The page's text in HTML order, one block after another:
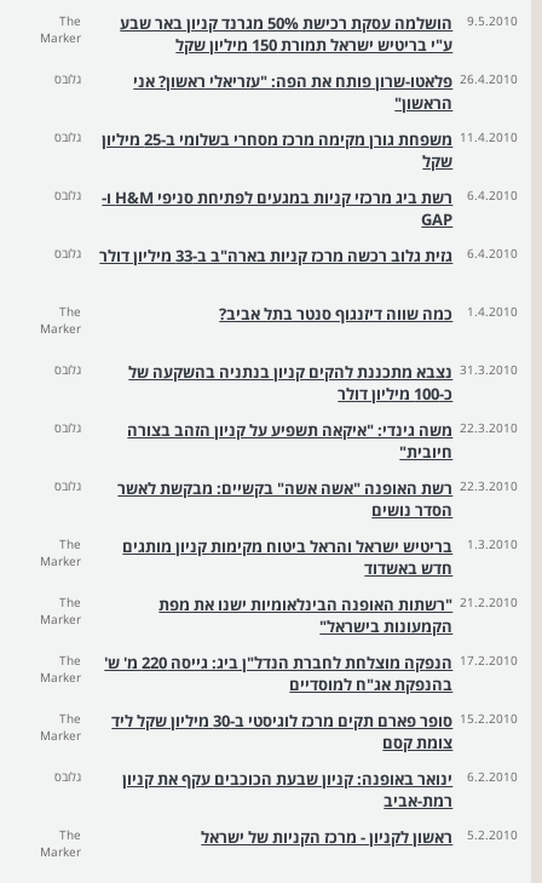
9.5.2010
הושלמה עסקת רכישת 50% מגרנד קניון באר שבע
ע"י בריטיש ישראל תמורת 150 מיליון שקל
The
Marker
26.4.2010 פלאטו-שרון פותח את הפה: "עזריאלי ראשון? אני
הראשון"
גלובס
11.4.2010
משפחת גורן מקימה מרכז מסחרי בשלומי ב-25 מיליון
שקל
גלובס
6.4.2010
רשת ביג מרכזי קניות במגעים לפתיחת סניפי H&M ו-
GAP
גלובס
6.4.2010 גזית גלוב רכשה מרכז קניות בארה"ב ב-33 מיליון דולר גלובס
1.4.2010 כמה שווה דיזנגוף סנטר בתל אביב?
The
Marker
31.3.2010 נצבא מתכננת להקים קניון בנתניה בהשקעה של
כ-100 מיליון דולר
גלובס
22.3.2010 משה גינדי: "איקאה תשפיע על קניון הזהב בצורה
חיובית"
גלובס
22.3.2010 רשת האופנה "אשה אשה" בקשיים: מבקשת לאשר
הסדר נושים
גלובס
1.3.2010
בריטיש ישראל והראל ביטוח מקימות קניון מותגים
חדש באשדוד
The
Marker
21.2.2010 "רשתות האופנה הבינלאומיות ישנו את מפת
הקמעונות בישראל"
The
Marker
17.2.2010
הנפקה מוצלחת לחברת הנדל"ן ביג: גייסה 220 מ' ש'
בהנפקת אג"ח למוסדיים
The
Marker
15.2.2010
סופר פארם תקים מרכז לוגיסטי ב-30 מיליון שקל ליד
צומת קסם
The
Marker
6.2.2010
ינואר באופנה: קניון שבעת הכוכבים עקף את קניון
רמת-אביב
גלובס
5.2.2010 ראשון לקניון - מרכז הקניות של ישראל
The
Marker